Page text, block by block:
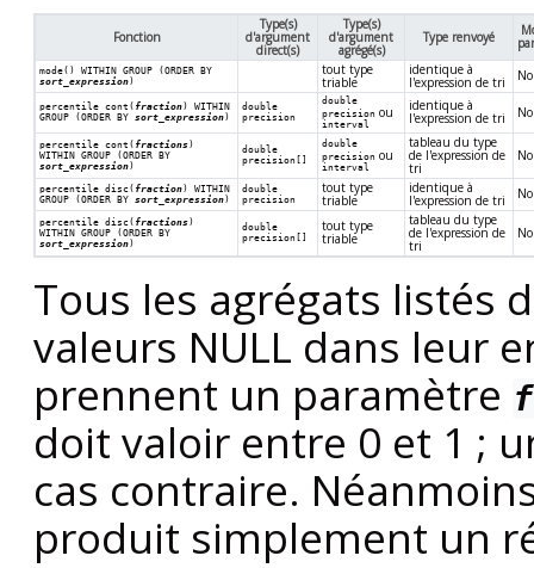
Fonction
Type(s)
d'argument
direct(s)
Type(s)
d'argument
agrégé(s)
Type renvoyé
mode() WITHIN GROUP (ORDER BY
sort_expression)
tout type
triable
identique à
l'expression de tri
percentile_cont( fraction) WITHIN
GROUP (ORDER BY sort_expression)
double
precision
double
precisionou
interval
identique à
l'expression de tri
percentile_cont( fractions)
WITHIN GROUP (ORDER BY
sort_expression)
double
precision[]
double
precisionou
interval
tableau du type
de l'expression de
tri
percentile_disc( fraction) WITHIN
GROUP (ORDER BY sort_expression)
double
precision
tout type
triable
identique à
l'expression de tri
percentile_disc( fractions)
WITHIN GROUP (ORDER BY
sort_expression)
double
precision[]
tout type
triable
tableau du type
de l'expression de
tri
Tous les agrégats listés
valeurs NULL dans leur
prennent un paramètre
doit valoir entre 0 et 1 ;
cas contraire.
produit simplement un